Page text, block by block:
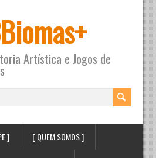
Artística e Jogos de
] [ QUEM SOMOS ]